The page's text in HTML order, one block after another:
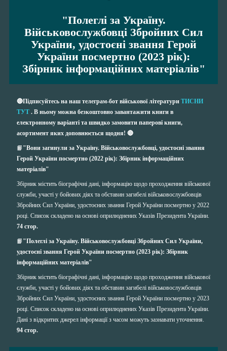
"Полеглі за Україну.
Військовослужбовці Збройних Сил
України, удостоєні звання Герой
України посмертно (2023 рік):
Збірник інформаційних матеріалів"
🔴Підписуйтесь на наш телеграм-бот військової літератури ТИСНИ
ТУТ . В ньому можна безкоштовно завантажити книги в
електронному варіанті та швидко замовити паперові книги,
асортимент яких доповнюється щодня! 🔴
📙 "Вони загинули за Україну. Військовослужбовці, удостоєні звання
Герой України посмертно (2022 рік): Збірник інформаційних
матеріалів"
Збірник містить біографічні дані, інформацію щодо проходження військової
служби, участі у бойових діях та обставин загибелі військовослужбовців
Збройних Сил України, удостоєних звання Герой України посмертно у 2022
році. Список складено на основі оприлюднених Указів Президента України.
74 стор.
📙 "Полеглі за Україну. Військовослужбовці Збройних Сил України,
удостоєні звання Герой України посмертно (2023 рік): Збірник
інформаційних матеріалів"
Збірник містить біографічні дані, інформацію щодо проходження військової
служби, участі у бойових діях та обставин загибелі військовослужбовців
Збройних Сил України, удостоєних звання Герой України посмертно у 2023
році. Список складено на основі оприлюднених Указів Президента України.
Дані з відкритих джерел інформації з часом можуть зазнавати уточнення.
94 стор.